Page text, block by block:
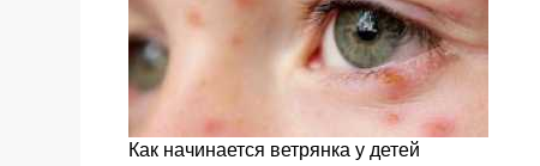
Как начинается ветрянка у детей